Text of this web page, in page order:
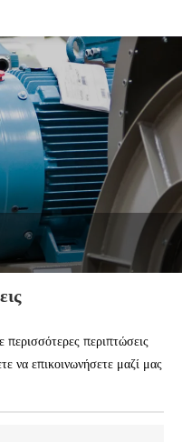
περισσότερες περιπτώσεις
να επικοινωνήσετε μαζί μας